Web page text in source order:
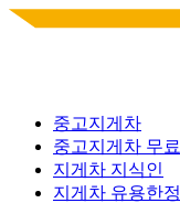
중고지게차
중고지게차 무
지게차 지식인
지게차 유용한